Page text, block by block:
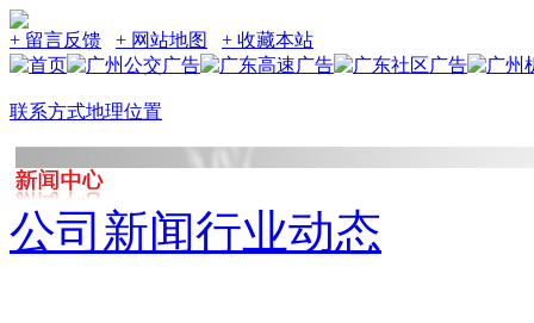
+ 留言反馈 + 网站地图 + 收藏本站
联系方式地理位置
公司新闻行业动态